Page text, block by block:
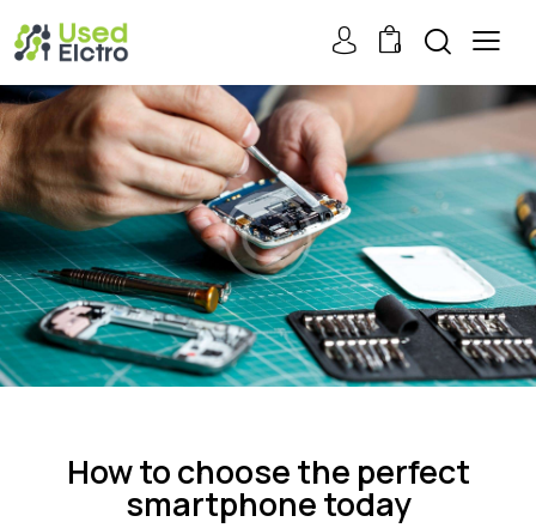
0
How to choose the perfect
smartphone today